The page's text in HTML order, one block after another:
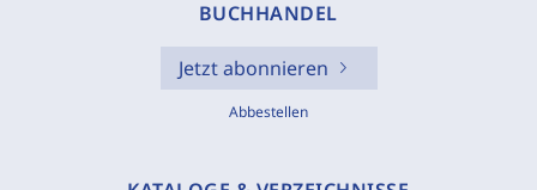
BUCHHANDEL
Jetzt abonnieren
Abbestellen